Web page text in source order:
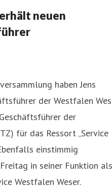
neuen
haben Jens
der Westfalen
der
für das Ressort „Service
einstimmig
in seiner Funktion als
Westfalen Weser.